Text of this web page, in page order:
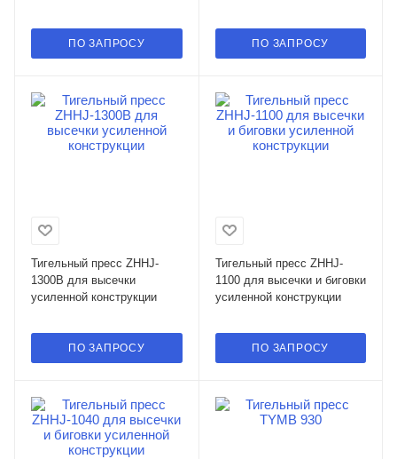
ПО ЗАПРОСУ ПО ЗАПРОСУ
Тигельный пресс ZHHJ-
1300B для высечки
усиленной конструкции
ПО ЗАПРОСУ
Тигельный пресс ZHHJ-
1100 для высечки и биговки
усиленной конструкции
ПО ЗАПРОСУ